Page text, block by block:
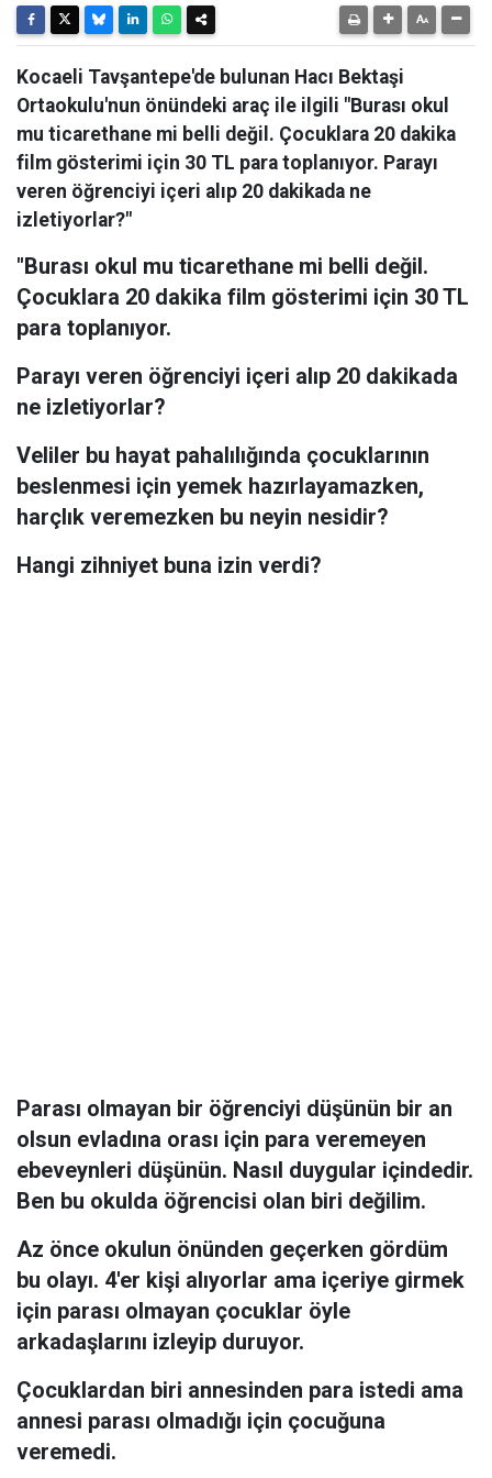
Kocaeli Tavşantepe'de bulunan Hacı Bektaşi
Ortaokulu'nun önündeki araç ile ilgili "Burası okul
mu ticarethane mi belli değil. Çocuklara 20 dakika
film gösterimi için 30 TL para toplanıyor. Parayı
veren öğrenciyi içeri alıp 20 dakikada ne
izletiyorlar?"
"Burası okul mu ticarethane mi belli değil.
Çocuklara 20 dakika film gösterimi için 30 TL
para toplanıyor.
Parayı veren öğrenciyi içeri alıp 20 dakikada
ne izletiyorlar?
Veliler bu hayat pahalılığında çocuklarının
beslenmesi için yemek hazırlayamazken,
harçlık veremezken bu neyin nesidir?
Hangi zihniyet buna izin verdi?
Parası olmayan bir öğrenciyi düşünün bir an
olsun evladına orası için para veremeyen
ebeveynleri düşünün. Nasıl duygular içindedir.
Ben bu okulda öğrencisi olan biri değilim.
Az önce okulun önünden geçerken gördüm
bu olayı. 4'er kişi alıyorlar ama içeriye girmek
için parası olmayan çocuklar öyle
arkadaşlarını izleyip duruyor.
Çocuklardan biri annesinden para istedi ama
annesi parası olmadığı için çocuğuna
veremedi.